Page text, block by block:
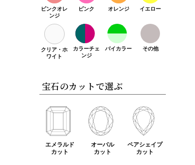
ピンクオレ
ンジ
ピンク オレンジ イエロー
クリア・ホ
ワイト
カラーチェ
ンジ
バイカラー その他
宝石のカットで選ぶ
エメラルド
カット
オーバル
カット
ペアシェイプ
カット